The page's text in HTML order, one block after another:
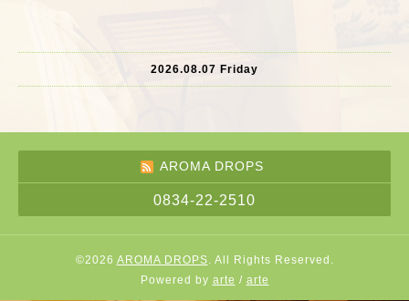
2026.08.07 Friday
AROMA DROPS
0834-22-2510
©2026 AROMA DROPS. All Rights Reserved.
Powered by arte / arte